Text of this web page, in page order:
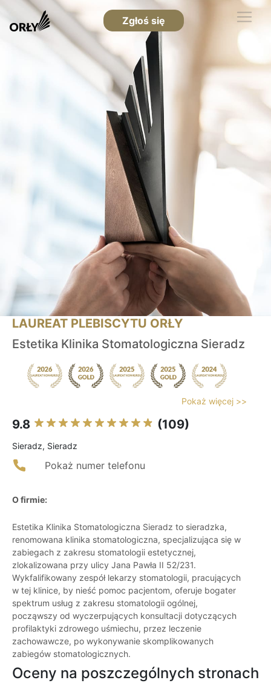
Zgłoś się
LAUREAT PLEBISCYTU ORŁY
Estetika Klinika Stomatologiczna Sieradz
Pokaż więcej >>
9.8 (109)
Sieradz, Sieradz
Pokaż numer telefonu
O firmie:
Estetika Klinika Stomatologiczna Sieradz to sieradzka,
renomowana klinika stomatologiczna, specjalizująca się w
zabiegach z zakresu stomatologii estetycznej,
zlokalizowana przy ulicy Jana Pawła II 52/231.
Wykfalifikowany zespół lekarzy stomatologii, pracujących
w tej klinice, by nieść pomoc pacjentom, oferuje bogater
spektrum usług z zakresu stomatologii ogólnej,
począwszy od wyczerpujących konsultacji dotyczących
profilaktyki zdrowego uśmiechu, przez leczenie
zachowawcze, po wykonywanie skomplikowanych
zabiegów stomatologicznych.
Oceny na poszczególnych stronach